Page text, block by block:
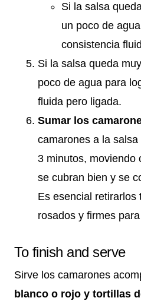
Si la salsa
un poco de
consistencia
Si la salsa queda
poco de agua para
fluida pero ligada.
Sumar los
camarones a la
3 minutos, moviendo
se cubran bien y se
Es esencial retirarlos
rosados y firmes
To finish and serve
Sirve los camarones
blanco o rojo y tortillas